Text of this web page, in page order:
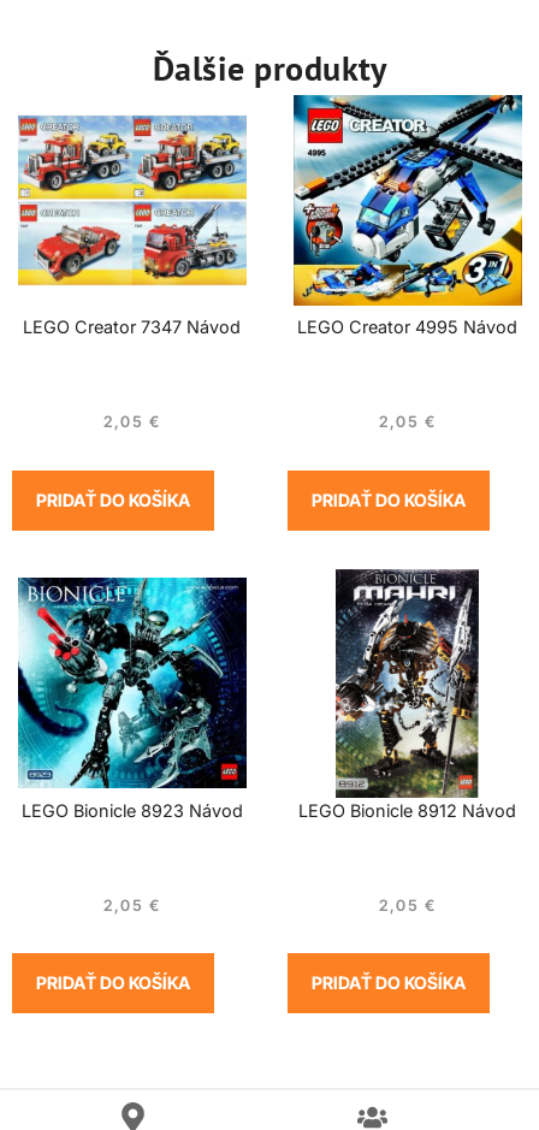
Ďalšie produkty
LEGO Creator 7347 Návod
2,05 €
PRIDAŤ DO KOŠÍKA
LEGO Creator 4995 Návod
2,05 €
PRIDAŤ DO KOŠÍKA
LEGO Bionicle 8923 Návod
2,05 €
PRIDAŤ DO KOŠÍKA
LEGO Bionicle 8912 Návod
2,05 €
PRIDAŤ DO KOŠÍKA